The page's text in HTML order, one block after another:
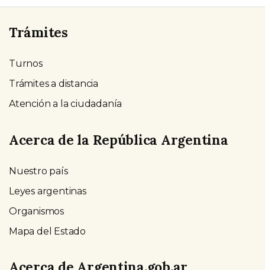
Trámites
Turnos
Trámites a distancia
Atención a la ciudadanía
Acerca de la República Argentina
Nuestro país
Leyes argentinas
Organismos
Mapa del Estado